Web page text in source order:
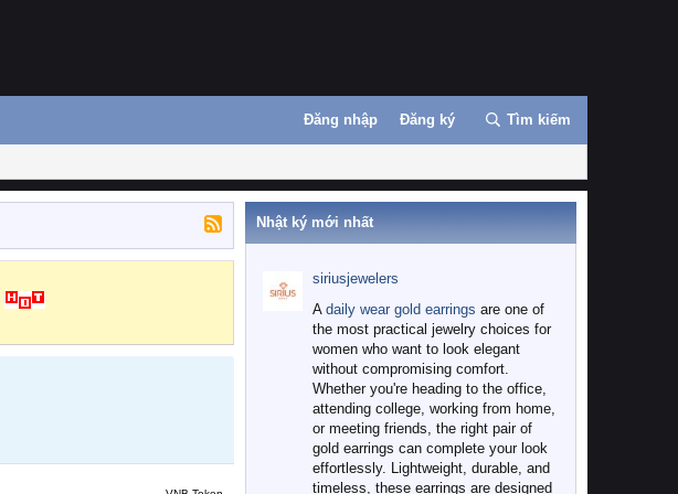
Đăng nhập Đăng ký Tìm kiếm
Nhật ký mới nhất
siriusjewelers
A daily wear gold earrings are one of
the most practical jewelry choices for
women who want to look elegant
without compromising comfort.
Whether you're heading to the office,
attending college, working from home,
or meeting friends, the right pair of
gold earrings can complete your look
effortlessly. Lightweight, durable, and
timeless, these earrings are designed